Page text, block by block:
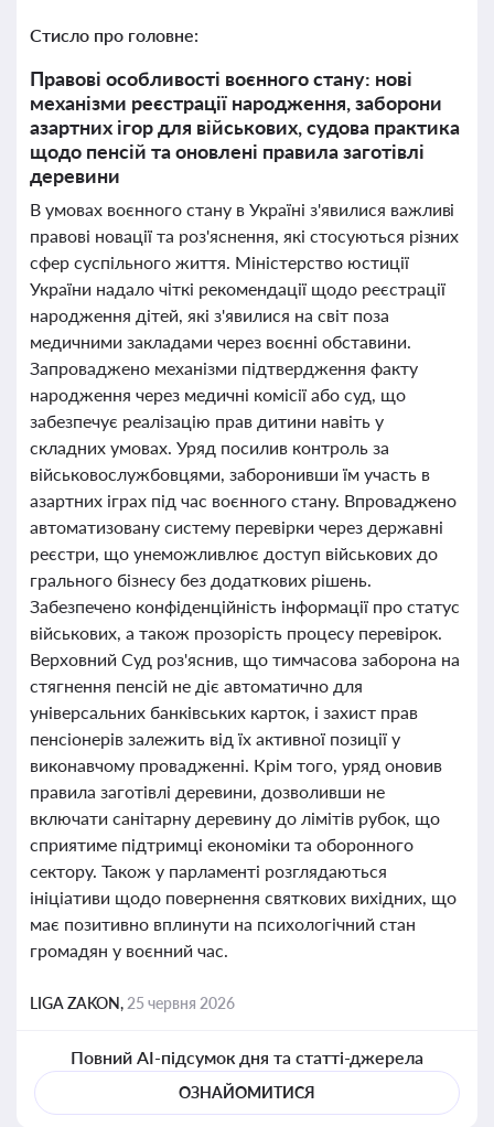
Стисло про головне:
Правові особливості воєнного стану: нові
механізми реєстрації народження, заборони
азартних ігор для військових, судова практика
щодо пенсій та оновлені правила заготівлі
деревини
В умовах воєнного стану в Україні з'явилися важливі
правові новації та роз'яснення, які стосуються різних
сфер суспільного життя. Міністерство юстиції
України надало чіткі рекомендації щодо реєстрації
народження дітей, які з'явилися на світ поза
медичними закладами через воєнні обставини.
Запроваджено механізми підтвердження факту
народження через медичні комісії або суд, що
забезпечує реалізацію прав дитини навіть у
складних умовах. Уряд посилив контроль за
військовослужбовцями, заборонивши їм участь в
азартних іграх під час воєнного стану. Впроваджено
автоматизовану систему перевірки через державні
реєстри, що унеможливлює доступ військових до
грального бізнесу без додаткових рішень.
Забезпечено конфіденційність інформації про статус
військових, а також прозорість процесу перевірок.
Верховний Суд роз'яснив, що тимчасова заборона на
стягнення пенсій не діє автоматично для
універсальних банківських карток, і захист прав
пенсіонерів залежить від їх активної позиції у
виконавчому провадженні. Крім того, уряд оновив
правила заготівлі деревини, дозволивши не
включати санітарну деревину до лімітів рубок, що
сприятиме підтримці економіки та оборонного
сектору. Також у парламенті розглядаються
ініціативи щодо повернення святкових вихідних, що
має позитивно вплинути на психологічний стан
громадян у воєнний час.
LIGA ZAKON, 25 червня 2026
Повний AI-підсумок дня та статті-джерела
ОЗНАЙОМИТИСЯ